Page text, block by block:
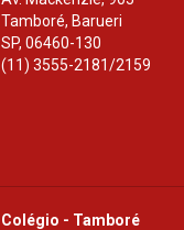
Tamboré, Barueri
SP,06460-130
(11) 3555-2181/2159
Colégio - Tamboré